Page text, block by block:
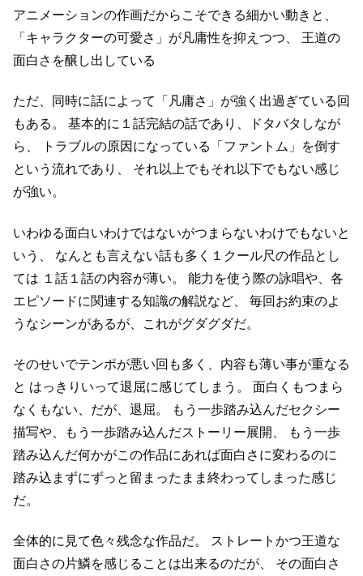
アニメーションの作画だからこそできる細かい動きと、
「キャラクターの可愛さ」が凡庸性を抑えつつ、
王道の
面白さを醸し出している
ただ、同時に話によって「凡庸さ」が強く出過ぎている回
もある。
基本的に１話完結の話であり、ドタバタしなが
ら、
トラブルの原因になっている「ファントム」を倒す
という流れであり、
それ以上でもそれ以下でもない感じ
が強い。
いわゆる面白いわけではないがつまらないわけでもないと
いう、
なんとも言えない話も多く１クール尺の作品とし
ては １話１話の内容が薄い。
能力を使う際の詠唱や、各
エピソードに関連する知識の解説など、
毎回お約束のよ
うなシーンがあるが、これがグダグダだ。
そのせいでテンポが悪い回も多く、内容も薄い事が重なる
と はっきりいって退屈に感じてしまう。
面白くもつまら
なくもない、だが、退屈。
もう一歩踏み込んだセクシー
描写や、もう一歩踏み込んだストーリー展開、
もう一歩
踏み込んだ何かがこの作品にあれば面白さに変わるのに
踏み込まずにずっと留まったまま終わってしまった感じ
だ。
全体的に見て色々残念な作品だ。
ストレートかつ王道な
面白さの片鱗を感じることは出来るのだが、
その面白さ